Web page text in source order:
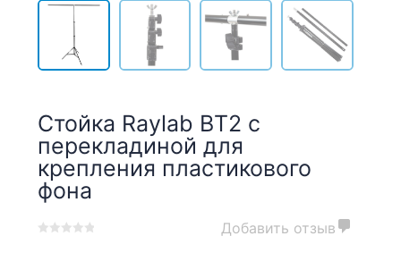
Стойка Raylab BT2 с
перекладиной для
крепления пластикового
фона
Добавить отзыв